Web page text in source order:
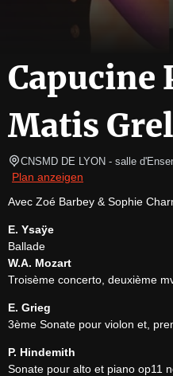
Capucine
Matis
CNSMD DE LYON - salle
Plan anzeigen
Avec Zoé Barbey & Sophie
E. Ysaÿe
W.A. Mozart
Troisème concerto, deuxième
E. Grieg
3ème Sonate pour violon et,
P. Hindemith
Sonate pour alto et piano op11